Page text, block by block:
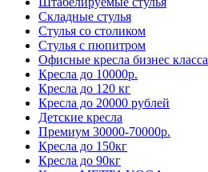
Складные стулья
Стулья со столиком
Стулья с пюпитром
Офисные кресла бизнес класса
Кресла до 10000р.
Кресла до 120 кг
Кресла до 20000 рублей
Детские кресла
Премиум 30000-70000р.
Кресла до 150кг
Кресла до 90кг